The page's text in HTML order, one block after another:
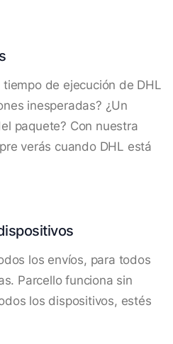
tiempo de ejecución de DHL
inesperadas? ¿Un
paquete? Con nuestra
verás cuando DHL está
los envíos, para todos
Parcello funciona sin
los dispositivos, estés